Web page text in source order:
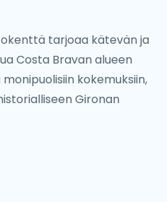
tarjoaa kätevän ja
Costa Bravan alueen
kokemuksiin,
Gironan